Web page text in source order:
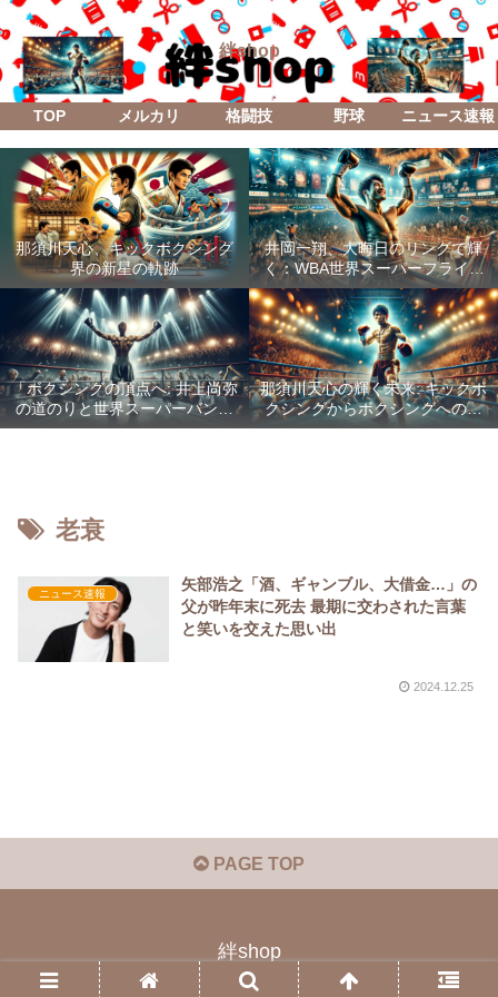
絆shop
TOP メルカリ 格闘技 野球 ニュース速報
那須川天心、キックボクシング
界の新星の軌跡
井岡一翔、大晦日のリングで輝
く：WBA世界スーパーフライ級
防衛戦「Lifetime Boxing Fights
18」
「ボクシングの頂点へ: 井上尚弥
の道のりと世界スーパーバンタ
ム級統一戦の全貌」
那須川天心の輝く未来: キックボ
クシングからボクシングへの成
功した転身
老衰
ニュース速報
矢部浩之「酒、ギャンブル、大借金…」の
父が昨年末に死去 最期に交わされた言葉
と笑いを交えた思い出
2024.12.25
PAGE TOP
絆shop
© 2023 絆shop.